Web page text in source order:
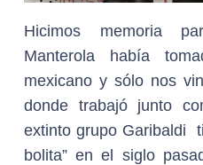
Hicimos memoria
Manterola había
mexicano y sólo nos
donde trabajó junto
extinto grupo Garibaldi
bolita” en el siglo